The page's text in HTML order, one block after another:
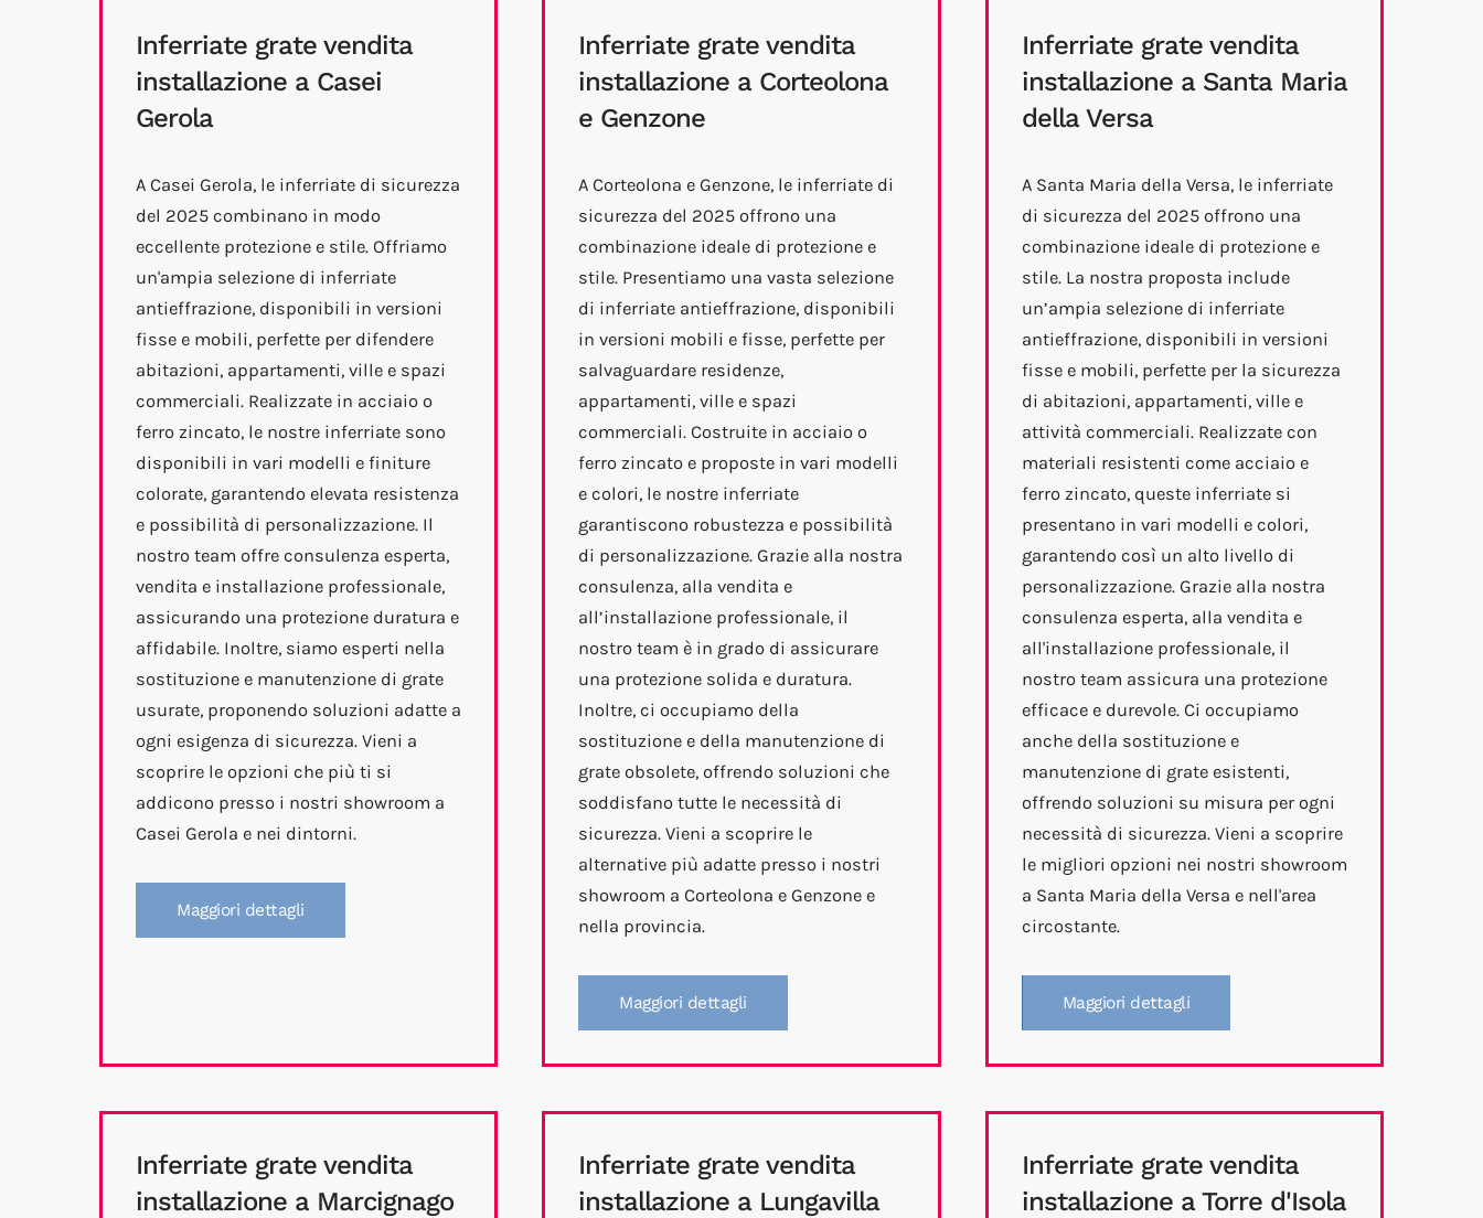
Inferriate grate vendita
installazione a Casei
Gerola
A Casei Gerola, le inferriate di sicurezza
del 2025 combinano in modo
eccellente protezione e stile. Offriamo
un'ampia selezione di inferriate
antieffrazione, disponibili in versioni
fisse e mobili, perfette per difendere
abitazioni, appartamenti, ville e spazi
commerciali. Realizzate in acciaio o
ferro zincato, le nostre inferriate sono
disponibili in vari modelli e finiture
colorate, garantendo elevata resistenza
e possibilità di personalizzazione. Il
nostro team offre consulenza esperta,
vendita e installazione professionale,
assicurando una protezione duratura e
affidabile. Inoltre, siamo esperti nella
sostituzione e manutenzione di grate
usurate, proponendo soluzioni adatte a
ogni esigenza di sicurezza. Vieni a
scoprire le opzioni che più ti si
addicono presso i nostri showroom a
Casei Gerola e nei dintorni.
Maggiori dettagli
Inferriate grate vendita
installazione a Corteolona
e Genzone
A Corteolona e Genzone, le inferriate di
sicurezza del 2025 offrono una
combinazione ideale di protezione e
stile. Presentiamo una vasta selezione
di inferriate antieffrazione, disponibili
in versioni mobili e fisse, perfette per
salvaguardare residenze,
appartamenti, ville e spazi
commerciali. Costruite in acciaio o
ferro zincato e proposte in vari modelli
e colori, le nostre inferriate
garantiscono robustezza e possibilità
di personalizzazione. Grazie alla nostra
consulenza, alla vendita e
all’installazione professionale, il
nostro team è in grado di assicurare
una protezione solida e duratura.
Inoltre, ci occupiamo della
sostituzione e della manutenzione di
grate obsolete, offrendo soluzioni che
soddisfano tutte le necessità di
sicurezza. Vieni a scoprire le
alternative più adatte presso i nostri
showroom a Corteolona e Genzone e
nella provincia.
Maggiori dettagli
Inferriate grate vendita
installazione a Santa Maria
della Versa
A Santa Maria della Versa, le inferriate
di sicurezza del 2025 offrono una
combinazione ideale di protezione e
stile. La nostra proposta include
un’ampia selezione di inferriate
antieffrazione, disponibili in versioni
fisse e mobili, perfette per la sicurezza
di abitazioni, appartamenti, ville e
attività commerciali. Realizzate con
materiali resistenti come acciaio e
ferro zincato, queste inferriate si
presentano in vari modelli e colori,
garantendo così un alto livello di
personalizzazione. Grazie alla nostra
consulenza esperta, alla vendita e
all'installazione professionale, il
nostro team assicura una protezione
efficace e durevole. Ci occupiamo
anche della sostituzione e
manutenzione di grate esistenti,
offrendo soluzioni su misura per ogni
necessità di sicurezza. Vieni a scoprire
le migliori opzioni nei nostri showroom
a Santa Maria della Versa e nell'area
circostante.
Maggiori dettagli
Inferriate grate vendita
installazione a Marcignago
Inferriate grate vendita
installazione a Lungavilla
Inferriate grate vendita
installazione a Torre d'Isola